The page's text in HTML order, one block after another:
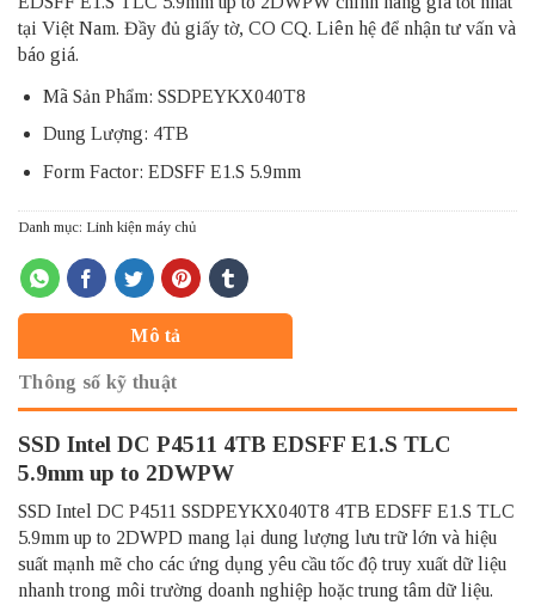
tại Việt Nam. Đầy đủ giấy tờ, CO CQ. Liên hệ để nhận tư vấn và
báo giá.
Mã Sản Phẩm: SSDPEYKX040T8
Dung Lượng: 4TB
Form Factor: EDSFF E1.S 5.9mm
Danh mục: Linh kiện máy chủ
Mô tả
Thông số kỹ thuật
SSD Intel DC P4511 4TB EDSFF E1.S TLC
5.9mm up to 2DWPW
SSD Intel DC P4511 SSDPEYKX040T8 4TB EDSFF E1.S TLC
5.9mm up to 2DWPD mang lại dung lượng lưu trữ lớn và hiệu
suất mạnh mẽ cho các ứng dụng yêu cầu tốc độ truy xuất dữ liệu
nhanh trong môi trường doanh nghiệp hoặc trung tâm dữ liệu.